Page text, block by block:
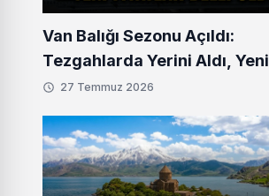
Van Balığı Sezonu Açıldı:
Tezgahlarda Yerini Aldı, Yeni
Fiyatlar Belli Oldu
27 Temmuz 2026